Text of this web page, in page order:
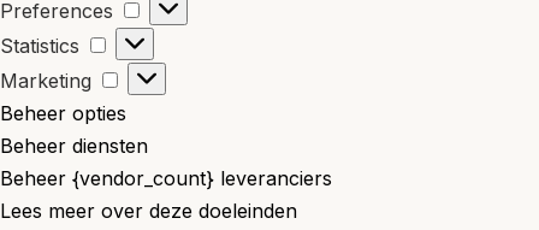
n
c
t
o
n
a
Preferences
P
r
e
f
e
n
Statistics
t
t
Marketing
M
Beheer opties
Beheer diensten
Beheer {vendor_count} leveranciers
Lees meer over deze doeleinden